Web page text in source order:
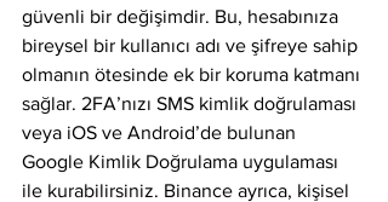
güvenli bir değişimdir. Bu, hesabınıza
bireysel bir kullanıcı adı ve şifreye sahip
olmanın ötesinde ek bir koruma katmanı
sağlar. 2FA’nızı SMS kimlik doğrulaması
veya iOS ve Android’de bulunan
Google Kimlik Doğrulama uygulaması
ile kurabilirsiniz. Binance ayrıca, kişisel